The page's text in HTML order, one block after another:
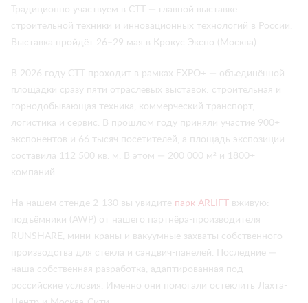
Традиционно участвуем в СТТ — главной выставке
строительной техники и инновационных технологий в России.
Выставка пройдёт 26–29 мая в Крокус Экспо (Москва).
В 2026 году СТТ проходит в рамках EXPO+ — объединённой
площадки сразу пяти отраслевых выставок: строительная и
горнодобывающая техника, коммерческий транспорт,
логистика и сервис. В прошлом году приняли участие 900+
экспонентов и 66 тысяч посетителей, а площадь экспозиции
составила 112 500 кв. м. В этом — 200 000 м² и 1800+
компаний.
На нашем стенде 2-130 вы увидите парк ARLIFT
вживую:
подъёмники (AWP) от нашего партнёра-производителя
RUNSHARE, мини-краны и вакуумные захваты собственного
производства для стекла и сэндвич-панелей. Последние —
наша собственная разработка, адаптированная под
российские условия. Именно они помогали остеклить Лахта-